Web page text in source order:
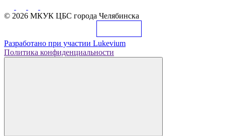
© 2026 МКУК ЦБС города Челябинска
Разработано при участии Lukevium
Политика конфиденциальности